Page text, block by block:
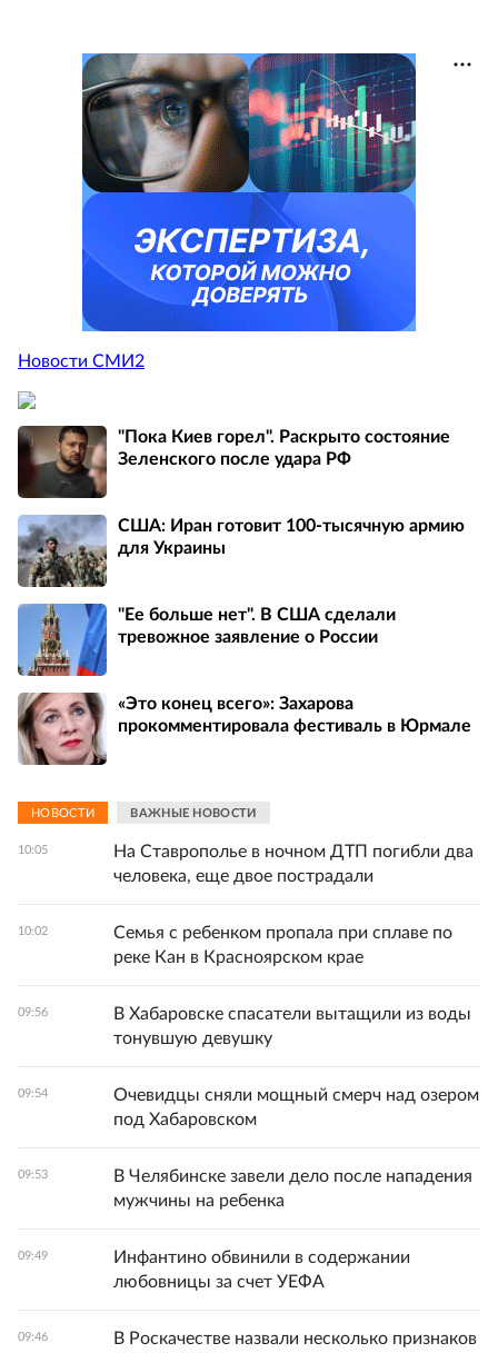
Новости СМИ2
"Пока Киев горел". Раскрыто состояние
Зеленского после удара РФ
США: Иран готовит 100-тысячную армию
для Украины
"Ее больше нет". В США сделали
тревожное заявление о России
«Это конец всего»: Захарова
прокомментировала фестиваль в Юрмале
НОВОСТИ ВАЖНЫЕ НОВОСТИ
10:05
На Ставрополье в ночном ДТП погибли два
человека, еще двое пострадали
10:02
Семья с ребенком пропала при сплаве по
реке Кан в Красноярском крае
09:56
В Хабаровске спасатели вытащили из воды
тонувшую девушку
09:54
Очевидцы сняли мощный смерч над озером
под Хабаровском
09:53
В Челябинске завели дело после нападения
мужчины на ребенка
09:49
Инфантино обвинили в содержании
любовницы за счет УЕФА
09:46
В Роскачестве назвали несколько признаков